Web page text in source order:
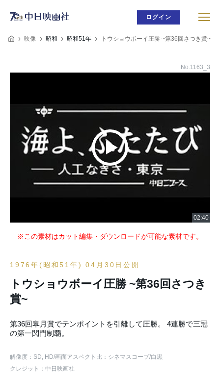
ログイン
映像 昭和 昭和51年 トウショウボーイ圧勝 ~第36回さつき賞~
No.1163_3
※この素材はカット編集・ダウンロードが可能な素材です。
1976年(昭和51年) 04月30日公開
トウショウボーイ圧勝 ~第36回さつき
賞~
第36回皐月賞でテンポイントを引離して圧勝。 4連勝で三冠
の第一関門制覇。
解像度：SD, HD/画面アスペクト比：シネマスコープ/白黒
クレジット：中日映画社